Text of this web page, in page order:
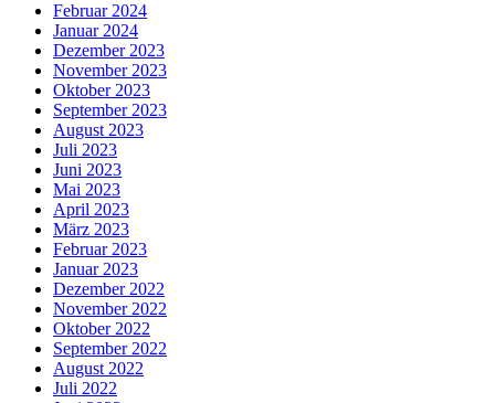
Februar 2024
Januar 2024
Dezember 2023
November 2023
Oktober 2023
September 2023
August 2023
Juli 2023
Juni 2023
Mai 2023
April 2023
März 2023
Februar 2023
Januar 2023
Dezember 2022
November 2022
Oktober 2022
September 2022
August 2022
Juli 2022